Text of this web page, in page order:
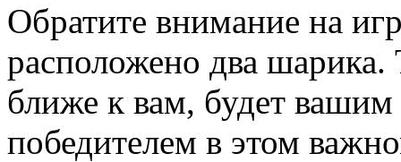
Обратите внимание на
расположено два
ближе к вам, будет
победителем в этом